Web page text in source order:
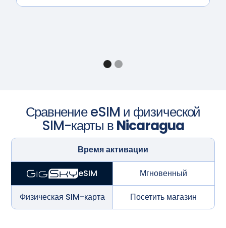
Сравнение eSIM и физической
SIM-карты вNicaragua
Время активации
eSIM Мгновенный
Физическая SIM-карта Посетить магазин